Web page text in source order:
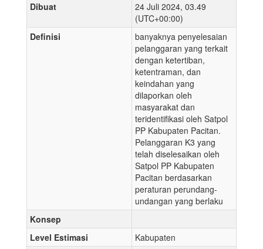
Dibuat
24 Juli 2024, 03.49
(UTC+00:00)
Definisi
banyaknya penyelesaian
pelanggaran yang terkait
dengan ketertiban,
ketentraman, dan
keindahan yang
dilaporkan oleh
masyarakat dan
teridentifikasi oleh Satpol
PP Kabupaten Pacitan.
Pelanggaran K3 yang
telah diselesaikan oleh
Satpol PP Kabupaten
Pacitan berdasarkan
peraturan perundang-
undangan yang berlaku
Konsep
Level Estimasi
Kabupaten